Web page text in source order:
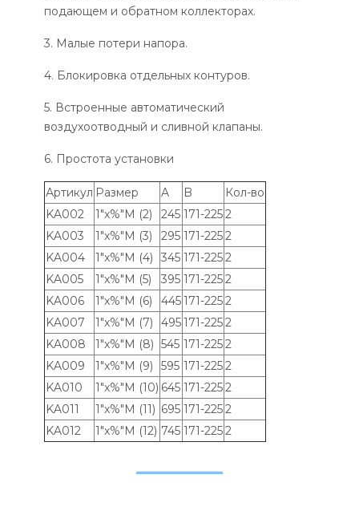
подающем и обратном коллекторах.
3. Малые потери напора.
4. Блокировка отдельных контуров.
5. Встроенные автоматический
воздухоотводный и сливной клапаны.
6. Простота установки
Артикул Размер A B
Кол-во
KA002
1"x%"M (2) 245 171-2252
KA003
1"x%"M (3) 295 171-2252
KA004
1"x%"M (4) 345 171-2252
KA005
1"x%"M (5) 395 171-2252
KA006
1"x%"M (6) 445171-2252
KA007
1"x%"M (7) 495171-2252
KA008
1"x%"M (8) 545 171-2252
KA009
1"x%"M (9) 595 171-2252
KA010
1"x%"M (10) 645 171-2252
KA011
1"x%"M (11) 695 171-2252
KA012
1"x%"M (12) 745 171-2252